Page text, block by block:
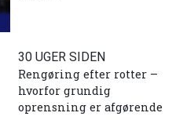
30 UGER SIDEN
Rengøring efter rotter –
hvorfor grundig
oprensning er afgørende